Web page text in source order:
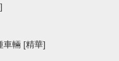
車輛 [精華]